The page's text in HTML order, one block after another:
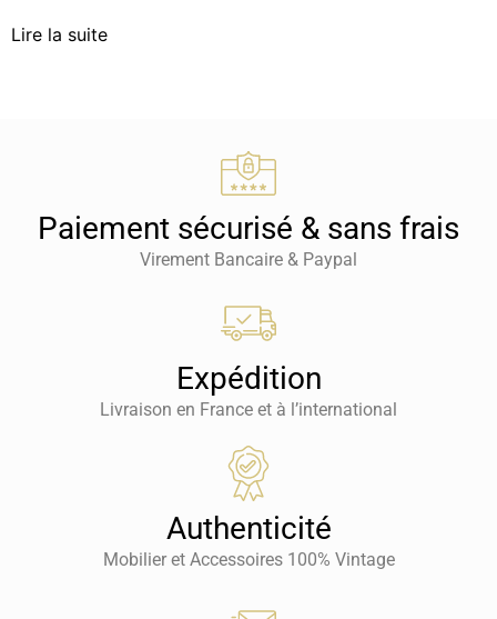
Lire la suite
Paiement sécurisé & sans frais
Virement Bancaire & Paypal
Expédition
Livraison en France et à l’international
Authenticité
Mobilier et Accessoires 100% Vintage